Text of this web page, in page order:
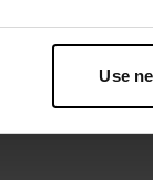
data is
and ads, to
with our
Use